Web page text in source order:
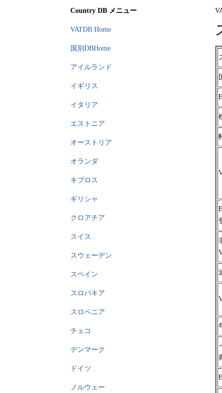
Country DB メニュー
VATDB Home
国別DBHome
アイルランド
イギリス
イタリア
エストニア
オーストリア
オランダ
キプロス
ギリシャ
クロアチア
スイス
スウェーデン
スペイン
スロバキア
スロベニア
チェコ
デンマーク
ドイツ
ノルウェー